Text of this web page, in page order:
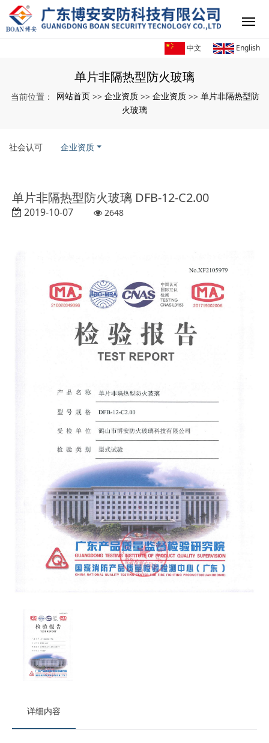
中文 English
单片非隔热型防火玻璃
当前位置： 网站首页 >> 企业资质 >> 企业资质 >> 单片非隔热型防
火玻璃
社会认可 企业资质
单片非隔热型防火玻璃 DFB-12-C2.00
2019-10-07 2648
详细内容